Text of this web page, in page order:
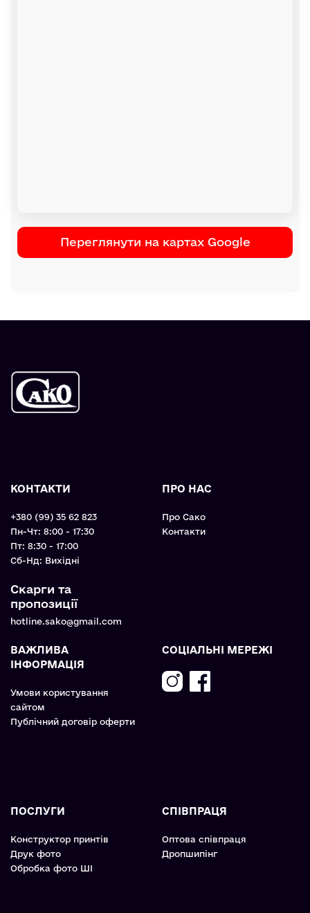
Переглянути на картах Google
КОНТАКТИ
+380 (99) 35 62 823
Пн-Чт: 8:00 - 17:30
Пт: 8:30 - 17:00
Cб-Нд: Вихідні
Скарги та
пропозиції
hotline.sako@gmail.com
ПРО НАС
Про Сако
Контакти
ВАЖЛИВА
ІНФОРМАЦІЯ
Умови користування
сайтом
Публічний договір оферти
СОЦІАЛЬНІ МЕРЕЖІ
ПОСЛУГИ
Конструктор принтів
Друк фото
Обробка фото ШІ
СПІВПРАЦЯ
Оптова співпраця
Дропшипінг